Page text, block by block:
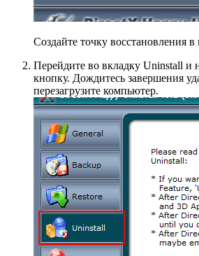
Создайте точку восстановления
Перейдите во вкладку Uninstall
кнопку. Дождитесь завершения
перезагрузите компьютер.